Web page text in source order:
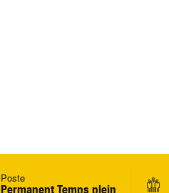
Poste
Permanent Temps plein